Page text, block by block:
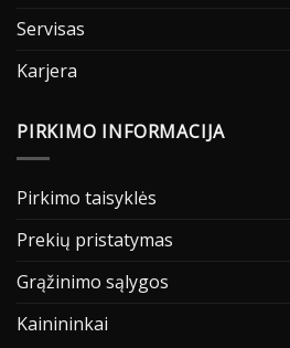
Servisas
Karjera
PIRKIMO INFORMACIJA
Pirkimo taisyklės
Prekių pristatymas
Grąžinimo sąlygos
Kainininkai